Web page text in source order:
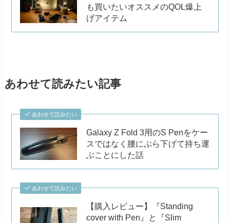
も買いたいオススメのQOL爆上
げアイテム
あわせて読みたい記事
あわせて読みたい
Galaxy Z Fold 3用のS Penをケー
スではなく腰にぶら下げて持ち運
ぶことにした話
あわせて読みたい
【購入レビュー】『Standing
cover with Pen』と『Slim